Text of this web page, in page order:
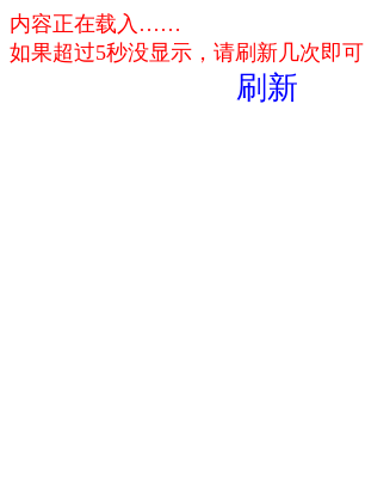
内容正在载入……
如果超过5秒没显示，请刷新几次即可
刷新